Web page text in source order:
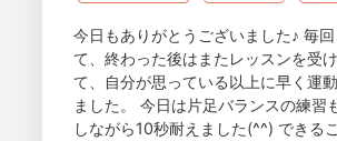
今日もありがとうございました♪ 毎回
て、終わった後はまたレッスンを受
て、自分が思っている以上に早く運
ました。 今日は片足バランスの練習
しながら10秒耐えました(^^) できる